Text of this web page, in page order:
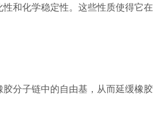
和化学稳定性。这些性质使得它在
分子链中的自由基，从而延缓橡胶